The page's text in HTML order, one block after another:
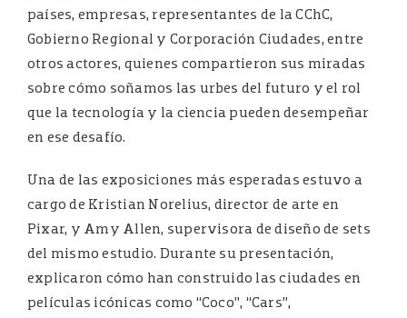
países, empresas, representantes de la CChC,
Gobierno Regional y Corporación Ciudades, entre
otros actores, quienes compartieron sus miradas
sobre cómo soñamos las urbes del futuro y el rol
que la tecnología y la ciencia pueden desempeñar
en ese desafío.
Una de las exposiciones más esperadas estuvo a
cargo de Kristian Norelius, director de arte en
Pixar, y Amy Allen, supervisora de diseño de sets
del mismo estudio. Durante su presentación,
explicaron cómo han construido las ciudades en
películas icónicas como “Coco”, “Cars”,